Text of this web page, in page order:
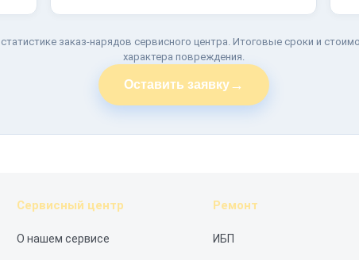
заказ-нарядов сервисного центра. Итоговые сроки и
характера повреждения.
Оставить заявку→
Сервисный центр
О нашем сервисе
Ремонт
ИБП